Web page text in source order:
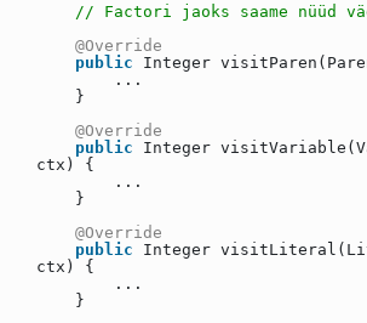
// Factori jaoks saame nüüd
@Override
public
Integer
...
}
@Override
public
Integer
ctx) {
...
}
@Override
public
Integer
ctx) {
...
}